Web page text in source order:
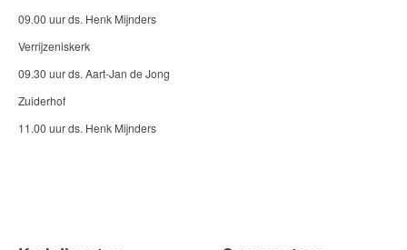
09.00 uur ds. Henk Mijnders
Verrijzeniskerk
09.30 uur ds. Aart-Jan de Jong
Zuiderhof
11.00 uur ds. Henk Mijnders